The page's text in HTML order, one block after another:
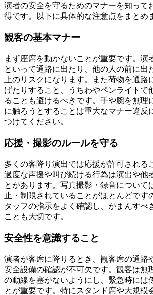
演者の安全を守るためのマナーを知って
得です。以下に具体的な注意点をまとめ
観客の基本マナー
まず座席を動かないことが重要です。演
といって通路に出たり、他の人の前に出
上のリスクになります。また荷物を通路
げたりすること、うちわやペンライトで
ることも避けるべきです。手や腕を無理
に触ろうとすることは重大なマナー違反
つけてください。
応援・撮影のルールを守る
多くの客降り演出では応援が許可される
過度な声援や叫び続ける行為は演出や他
とがあります。写真撮影・録音について
止・制限されていることがほとんどです
タッフの指示をよく確認し、がまんすべ
ことも大切です。
安全性を意識すること
演者が客席に降りるとき、観客席の通路
安全設備の確認が不可欠です。観客は無
の動線を塞がないようにし、緊急時には
とが重要です。特にスタンド席や大規模